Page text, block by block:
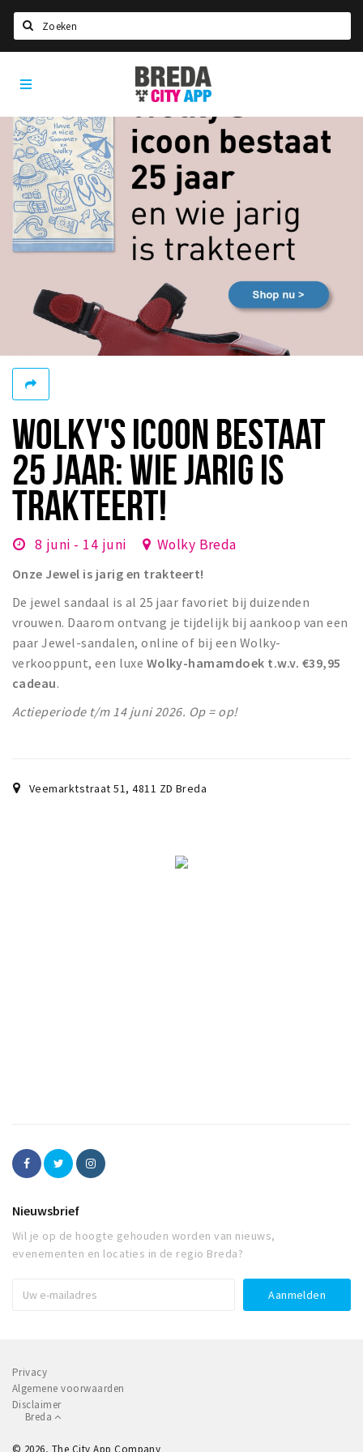
Home
Agenda
Deals
Party pics
Nieuws, interviews & blogs
Eten
Slapen
Recreatief
Winkels
Winkelgebieden
Bezienswaardigheden
Musea, theaters & podia
Uitjes & activiteiten
Natuurgebieden
Baroniepoorten
Sport
Privacy
Inloggen
Breda
City
App
WOLKY'S ICOON BESTAAT
25 JAAR: WIE JARIG IS
TRAKTEERT!
8 juni - 14 juni Wolky Breda
Onze Jewel is jarig en trakteert!
De jewel sandaal is al 25 jaar favoriet bij duizenden
vrouwen. Daarom ontvang je tijdelijk bij aankoop van een
paar Jewel-sandalen, online of bij een Wolky-
verkooppunt, een luxe Wolky-hamamdoek t.w.v. €39,95
cadeau.
Actieperiode t/m 14 juni 2026. Op = op!
Veemarktstraat 51,4811 ZD Breda
Nieuwsbrief
Wil je op de hoogte gehouden worden van nieuws,
evenementen en locaties in de regio Breda?
Privacy
Algemene voorwaarden
Disclaimer
Breda